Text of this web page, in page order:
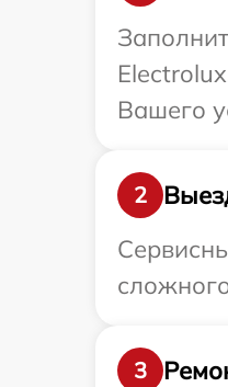
Вашего
2
3